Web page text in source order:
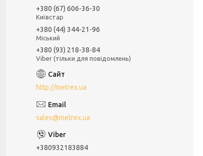
+380 (67) 606-36-30
Київстар
+380 (44) 344-21-96
Міський
+380 (93) 218-38-84
Viber (тільки для повідомлень)
http://metrex.ua
sales@metrex.ua
+380932183884